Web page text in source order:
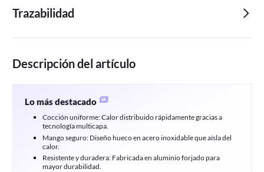
Trazabilidad
Descripción del artículo
Lo más destacado
Cocción uniforme: Calor distribuido rápidamente gracias a
tecnología multicapa.
Mango seguro: Diseño hueco en acero inoxidable que aísla del
calor.
Resistente y duradera: Fabricada en aluminio forjado para
mayor durabilidad.